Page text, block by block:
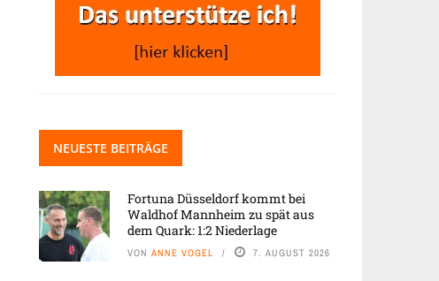
NEUESTE BEITRÄGE
Fortuna Düsseldorf kommt bei
Waldhof Mannheim zu spät aus
dem Quark: 1:2 Niederlage
VON ANNE VOGEL 7. AUGUST 2026